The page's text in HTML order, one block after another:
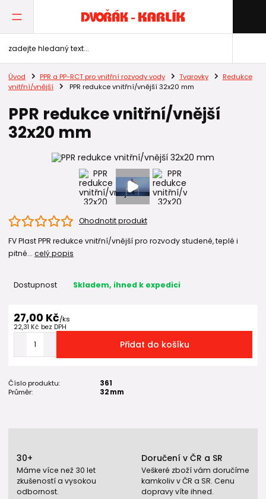
Úvod PPR a PP-RCT pro vnitřní rozvody vody Tvarovky
Redukce
vnitřní/vnější
PPR redukce vnitřní/vnější 32x20 mm
PPR redukce vnitřní/vnější
32x20 mm
Ohodnotit produkt
FV Plast PPR redukce vnitřní/vnější pro rozvody studené, teplé i
pitné... celý popis
Dostupnost Skladem, ihned k expedici
27,00 Kč/ks
22,31 Kč bez DPH
Přidat do košíku
Číslo produktu:
361
Průměr:
32 mm
30+
Máme více než 30 let
zkušeností a vysokou
odbornost.
Doručení v ČR a SR
Veškeré zboží vám doručíme
kamkoliv v ČR a SR. Cenu
dopravy víte ihned.